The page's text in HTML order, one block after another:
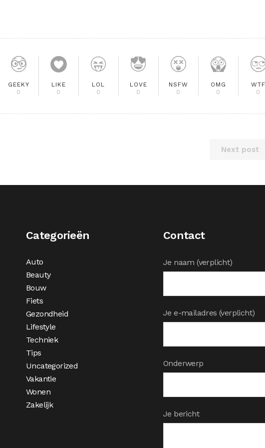
GEEKY
0
LIKE
0
LOL
0
LOVE
0
NSFW
0
OMG
0
WTF
0
Next post
Categorieën
Auto
Beauty
Bouw
Fiets
Gezondheid
Lifestyle
Techniek
Tips
Uncategorized
Vakantie
Wonen
Zakelijk
Contact
Je naam (verplicht)
Je e-mailadres (verplicht)
Onderwerp
Je bericht